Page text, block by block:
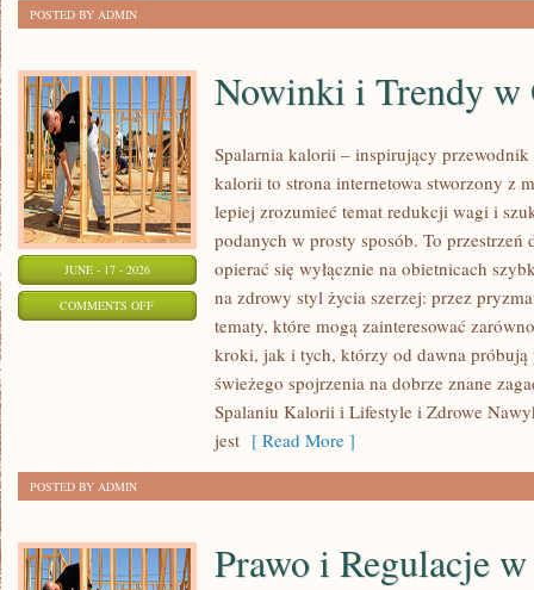
POSTED BY ADMIN
JUNE - 17 - 2026
COMMENTS OFFON
ODCHUDZANIU
Nowinki i Trendy w
Spalarnia kalorii – inspirujący
kalorii to strona internetowa stworzony z
lepiej zrozumieć temat redukcji wagi i
podanych w prosty sposób. To
opierać się wyłącznie na obietnicach
na zdrowy styl życia szerzej: przez
tematy, które mogą zainteresować
kroki, jak i tych, którzy od dawna
świeżego spojrzenia na dobrze znane
Spalaniu Kalorii i Lifestyle i Zdrowe
jest [ Read More ]
POSTED BY ADMIN
Prawo i Regulacje